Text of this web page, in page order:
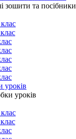
зошити та посібники
уроків
уроків